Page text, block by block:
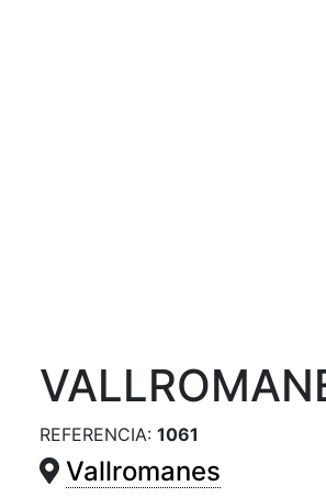
REFERENCIA: 1061
Vallromanes